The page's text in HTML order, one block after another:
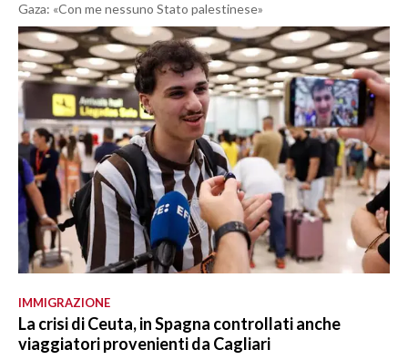
Gaza: «Con me nessuno Stato palestinese»
IMMIGRAZIONE
La crisi di Ceuta, in Spagna controllati anche
viaggiatori provenienti da Cagliari